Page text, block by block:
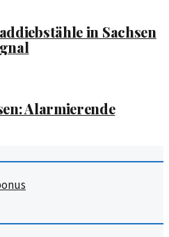
in Sachsen
Alarmierende